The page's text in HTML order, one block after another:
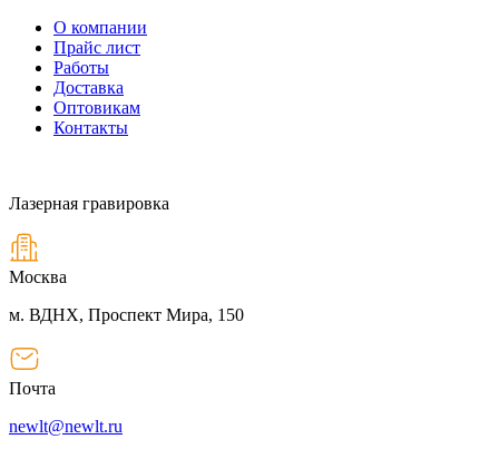
О компании
Прайс лист
Работы
Доставка
Оптовикам
Контакты
Лазерная гравировка
Москва
м. ВДНХ, Проспект Мира, 150
Почта
newlt@newlt.ru